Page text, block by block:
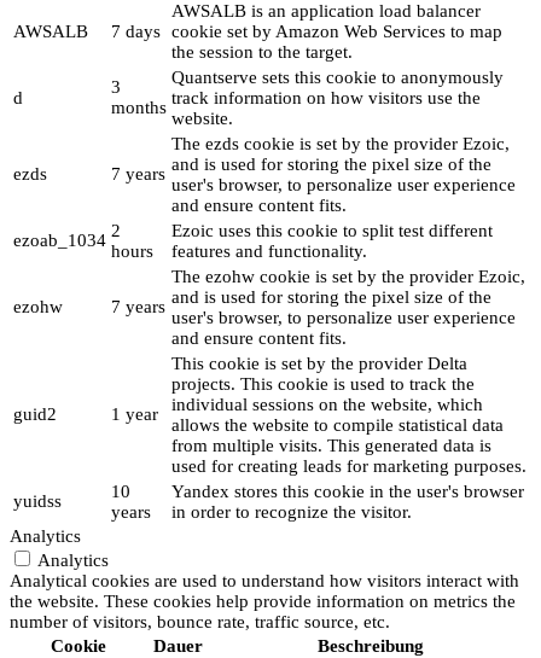
AWSALB 7 days
AWSALB is an application load balancer
cookie set by Amazon Web Services to map
the session to the target.
d
3
months
Quantserve sets this cookie to anonymously
track information on how visitors use the
website.
ezds 7 years
The ezds cookie is set by the provider Ezoic,
and is used for storing the pixel size of the
user's browser, to personalize user experience
and ensure content fits.
ezoab_1034 2
hours
Ezoic uses this cookie to split test different
features and functionality.
ezohw 7 years
The ezohw cookie is set by the provider Ezoic,
and is used for storing the pixel size of the
user's browser, to personalize user experience
and ensure content fits.
guid2 1 year
This cookie is set by the provider Delta
projects. This cookie is used to track the
individual sessions on the website, which
allows the website to compile statistical data
from multiple visits. This generated data is
used for creating leads for marketing purposes.
yuidss
10
years
Yandex stores this cookie in the user's browser
in order to recognize the visitor.
Analytics
Analytics
Analytical cookies are used to understand how visitors interact with
the website. These cookies help provide information on metrics the
number of visitors, bounce rate, traffic source, etc.
Cookie
Dauer Beschreibung